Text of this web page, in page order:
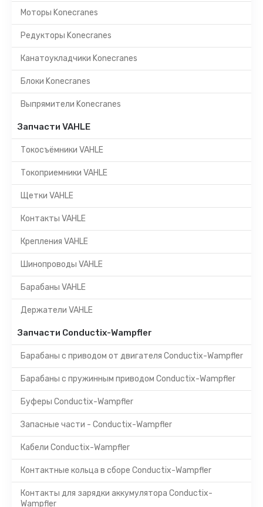
Моторы Konecranes
Редукторы Konecranes
Канатоукладчики Konecranes
Блоки Konecranes
Выпрямители Konecranes
Запчасти VAHLE
Токосъёмники VAHLE
Токоприемники VAHLE
Щетки VAHLE
Контакты VAHLE
Крепления VAHLE
Шинопроводы VAHLE
Барабаны VAHLE
Держатели VAHLE
Запчасти Conductix-Wampfler
Барабаны с приводом от двигателя Conductix-Wampfler
Барабаны с пружинным приводом Conductix-Wampfler
Буферы Conductix-Wampfler
Запасные части - Conductix-Wampfler
Кабели Conductix-Wampfler
Контактные кольца в сборе Conductix-Wampfler
Контакты для зарядки аккумулятора Conductix-
Wampfler